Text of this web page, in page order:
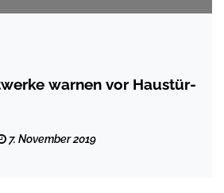
warnen vor Haustür-
7. November 2019